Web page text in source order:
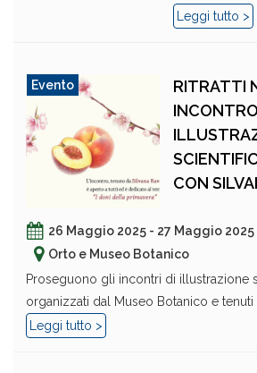
Leggi tutto >
Evento
RITRATTI
CON
26 Maggio 2025 - 27 Maggio 2025
Orto e Museo Botanico
Proseguono gli incontri di illustrazione
organizzati dal Museo Botanico e tenuti
Leggi tutto >